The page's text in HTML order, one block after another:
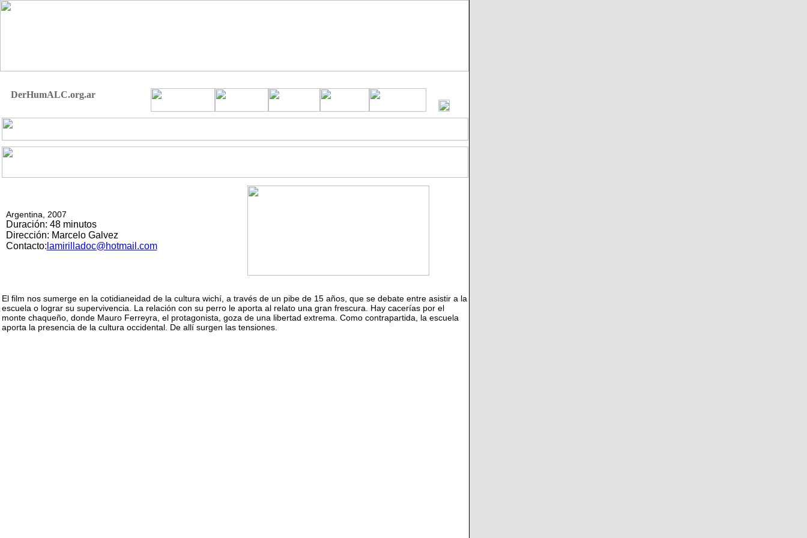
DerHumALC.org.ar
Argentina, 2007
Duración: 48 minutos
Dirección: Marcelo Galvez
Contacto: lamirilladoc@hotmail.com
El film nos sumerge en la cotidianeidad de la cultura wichí, a través de un pibe de 15 años, que se debate entre asistir a la
escuela o lograr su supervivencia. La relación con su perro le aporta al relato una gran frescura. Hay cacerías por el
monte chaqueño, donde Mauro Ferreyra, el protagonista, goza de una libertad extrema. Como contrapartida, la escuela
aporta la presencia de la cultura occidental. De allí surgen las tensiones.